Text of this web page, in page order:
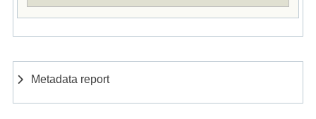
Metadata report